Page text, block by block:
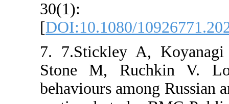
[
7.
Stone M,
behaviours